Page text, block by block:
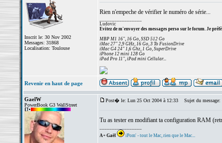
Inscrit le: 30 Nov 2002
Messages: 31868
Localisation: Toulouse
Rien n'empeche de vérifier le numéro de série...
Ludovic
Evitez de m'envoyer des messages perso sur le forum. Je
MBP M1 16", 16 Go, SSD 512 Go
iMac 27" 2,9 GHz, 16 Go, 3 To FusionDrive
iMac G4 24" 1,6 Ghz, 1 Go, SuperDrive
iPhone 12 mini 128 Go
iPad Pro 11", iPad mini Cellular...
Revenir en haut de page
GaelW
PowerBook G3 WallStreet
Post� le: Lun 25 Oct 2004 à 12:33 Sujet du message:
Tu as tester en modifiant ta configuration RAM
A+ Gaël
iPom' - tout le Mac, rien que le Mac...